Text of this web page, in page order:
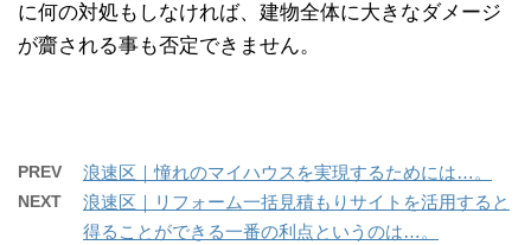
に何の対処もしなければ、建物全体に大きなダメージ
が齎される事も否定できません。
PREV 浪速区｜憧れのマイハウスを実現するためには…。
NEXT
浪速区｜リフォーム一括見積もりサイトを活用すると
得ることができる一番の利点というのは…。